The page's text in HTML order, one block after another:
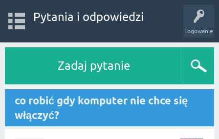
Logowanie
Pytania i odpowiedzi
Zadaj pytanie
co robić gdy komputer nie chce się
włączyć?